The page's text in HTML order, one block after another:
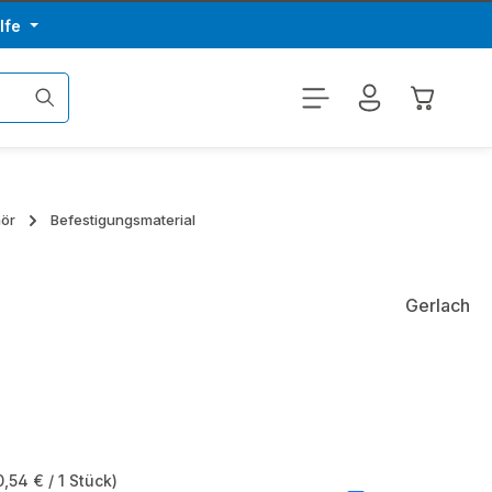
Befestigungsmaterial
Gerlach
€ / 1 Stück)